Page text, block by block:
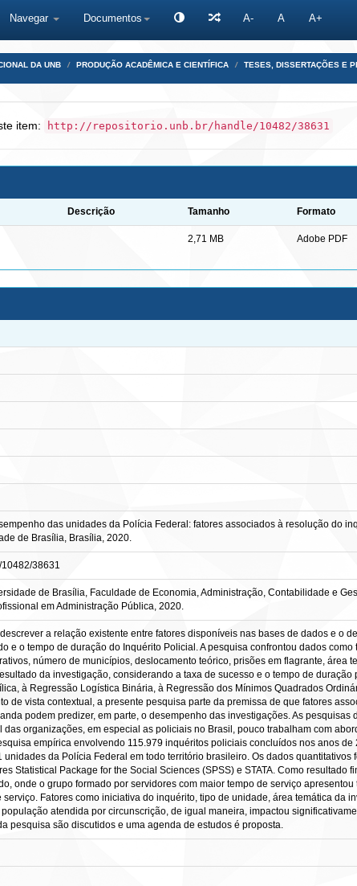
Navegar Documentos A- A A+
DA UNB PRODUÇÃO ACADÊMICA E CIENTÍFICA TESES, DISSERTAÇÕES E
item: http://repositorio.unb.br/handle/10482/38631
Descrição Tamanho Formato
2,71 MB Adobe PDF
das unidades da Polícia Federal: fatores associados à resolução do
de Brasília, Brasília, 2020.
38631
de Brasília, Faculdade de Economia, Administração, Contabilidade e
em Administração Pública, 2020.
a relação existente entre fatores disponíveis nas bases de dados e o
e o tempo de duração do Inquérito Policial. A pesquisa confrontou dados
número de municípios, deslocamento teórico, prisões em flagrante, área
da investigação, considerando a taxa de sucesso e o tempo de
à Regressão Logística Binária, à Regressão dos Mínimos Quadrados
de vista contextual, a presente pesquisa parte da premissa de que fatores
podem predizer, em parte, o desempenho das investigações. As
organizações, em especial as policiais no Brasil, pouco trabalham com
empírica envolvendo 115.979 inquéritos policiais concluídos nos anos
da Polícia Federal em todo território brasileiro. Os dados quantitativos
Statistical Package for the Social Sciences (SPSS) e STATA. Como resultado
onde o grupo formado por servidores com maior tempo de serviço
Fatores como iniciativa do inquérito, tipo de unidade, área temática da
atendida por circunscrição, de igual maneira, impactou
pesquisa são discutidos e uma agenda de estudos é proposta.